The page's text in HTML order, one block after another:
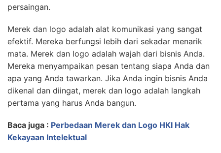
persaingan.
Merek dan logo adalah alat komunikasi yang sangat
efektif. Mereka berfungsi lebih dari sekadar menarik
mata. Merek dan logo adalah wajah dari bisnis Anda.
Mereka menyampaikan pesan tentang siapa Anda dan
apa yang Anda tawarkan. Jika Anda ingin bisnis Anda
dikenal dan diingat, merek dan logo adalah langkah
pertama yang harus Anda bangun.
Baca juga : Perbedaan Merek dan Logo HKI Hak
Kekayaan Intelektual